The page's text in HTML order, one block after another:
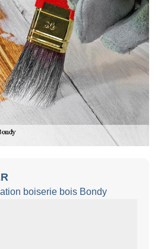
boiserie bois Bondy